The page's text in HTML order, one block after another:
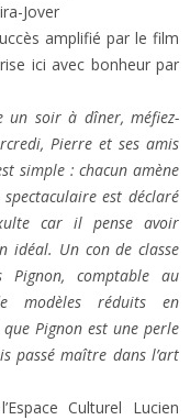
Jover
amplifié par le film
ici avec bonheur par
un soir à dîner, méfiez-
Pierre et ses amis
simple : chacun amène
est déclaré
car il pense avoir
idéal. Un con de classe
comptable au
modèles réduits en
que Pignon est une perle
passé maître dans l’art
Culturel Lucien